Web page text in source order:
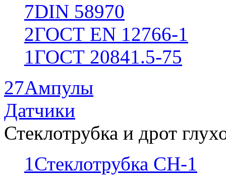
7DIN 58970
2ГОСТ EN 12766-1
1ГОСТ 20841.5-75
27Ампулы
Датчики
Стеклотрубка и дрот
1Стеклотрубка СН-1